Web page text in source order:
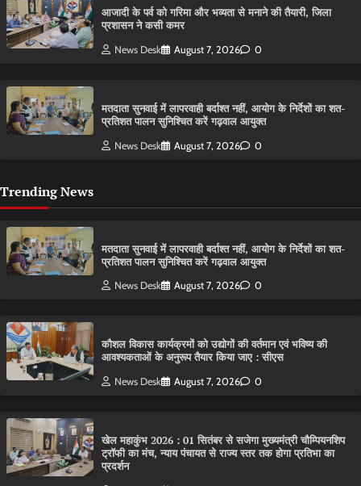
आजादी के पर्व को गरिमा और भव्यता से मनाने की तैयारी, जिला
प्रशासन ने कसी कमर
News Desk August 7, 2026 0
मतदाता सुनवाई में लापरवाही बर्दाश्त नहीं, आयोग के निर्देशों का शत-
प्रतिशत पालन सुनिश्चित करें गढ़वाल आयुक्त
News Desk August 7, 2026 0
Trending News
मतदाता सुनवाई में लापरवाही बर्दाश्त नहीं, आयोग के निर्देशों का शत-
प्रतिशत पालन सुनिश्चित करें गढ़वाल आयुक्त
News Desk August 7, 2026 0
कौशल विकास कार्यक्रमों को उद्योगों की वर्तमान एवं भविष्य की
आवश्यकताओं के अनुरूप तैयार किया जाए : सीएस
News Desk August 7, 2026 0
खेल महाकुंभ 2026 : 01 सितंबर से सजेगा मुख्यमंत्री चौम्पियनशिप
ट्रॉफी का मंच, न्याय पंचायत से राज्य स्तर तक होगा प्रतिभा का
प्रदर्शन